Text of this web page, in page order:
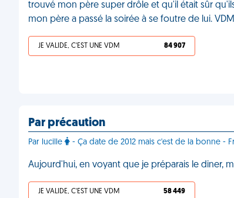
trouvé mon père super drôle et qu'il était sûr
mon père a passé la soirée à se foutre de lui. VDM
JE VALIDE, C'EST UNE VDM 84 907
Par précaution
Par lucille - Ça date de 2012 mais c'est de la bonne -
Aujourd'hui, en voyant que je préparais le diner,
JE VALIDE, C'EST UNE VDM 58 449